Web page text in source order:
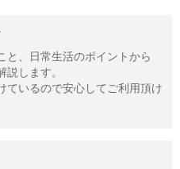
と、日常生活のポイントから
説します。
ているので安心してご利用頂け